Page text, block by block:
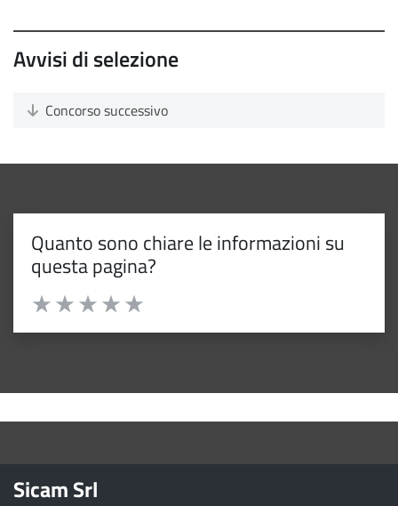
Avvisi di selezione
Concorso successivo
Quanto sono chiare le informazioni su
questa pagina?
Valuta da 1 a 5 stelle la pagina
Sicam Srl